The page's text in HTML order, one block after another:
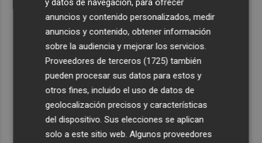
y datos de navegación, para ofrecer
anuncios y contenido personalizados, medir
anuncios y contenido, obtener información
sobre la audiencia y mejorar los servicios.
Proveedores de terceros (1725) también
pueden procesar sus datos para estos y
otros fines, incluido el uso de datos de
geolocalización precisos y características
del dispositivo. Sus elecciones se aplican
solo a este sitio web. Algunos proveedores